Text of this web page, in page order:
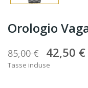
Orologio
85,00 € 42,50 €
Tasse incluse